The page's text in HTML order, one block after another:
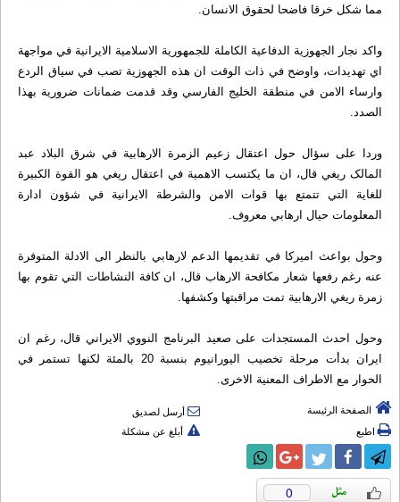
مما شکل خرقا فاضحا لحقوق الانسان.
واکد نجار الجهوزية الدفاعية الکاملة للجمهورية الاسلامية الايرانية في مواجهة
اي تهديدات، واوضح في ذات الوقت ان هذه الجهوزية تصب في سياق الردع
وارساء الامن في منطقة الخليج الفارسي وقد قدمت ضمانات ضرورية بهذا
الصدد.
وردا على سؤال حول اعتقال زعيم الزمرة الارهابية في شرق البلاد عبد
المالک ريغي قال، ان ما يکتسب الاهمية في اعتقال ريغي هو القوة الکبيرة
للغاية التي تتمتع بها قوات الامن والشرطة الايرانية في شؤون ادارة
المعلومات حيال ارهابي معروف.
وحول بواعث اميرکا في تقديمها الدعم لارهابي بالنظر الى الادلة المتوفرة
عنه رغم رفعها شعار مکافحة الارهاب قال، ان کافة النشاطات التي تقوم بها
زمرة ريغي الارهابية تمت مراقبتها وکشفها.
وحول احدث المستجدات على صعيد البرنامج النووي الايراني قال، رغم ان
ايران بدأت مرحلة تخصيب اليورانيوم بنسبة 20 بالمئة لکنها تستمر في
الحوار مع الاطراف المعنية الاخرى.
الصفحة الرئيسة
أرسل لصديق
اطبع
أبلغ عن مشكلة
0